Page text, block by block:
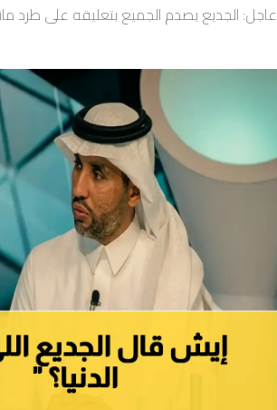
عاجل: الجديع يصدم الجميع بتعليقه على طرد